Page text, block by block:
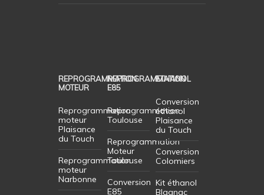
REPROGRAMMATION
MOTEUR
Reprogrammation
moteur
Plaisance
du Touch
Reprogrammation
moteur
Narbonne
REPROGRAMMATION
E85
Reprogrammation
Toulouse
Reprogrammation
Moteur
Toulouse
Conversion
E85
ETHANOL
Conversion
éthanol
Plaisance
du Touch
Conversion
Colomiers
Kit éthanol
Blagnac